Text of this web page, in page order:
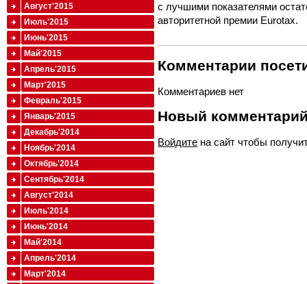
с лучшими показателями
авторитетной премии Eurotax.
Комментарии
Комментариев нет
Новый
Войдите на сайт чтобы
Август'2015
Июль'2015
Июнь'2015
Май'2015
Апрель'2015
Март'2015
Февраль'2015
Январь'2015
Декабрь'2014
Ноябрь'2014
Октябрь'2014
Сентябрь'2014
Август'2014
Июль'2014
Июнь'2014
Май'2014
Апрель'2014
Март'2014